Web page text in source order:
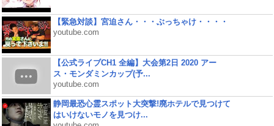
【緊急対談】宮迫さん・・・ぶっちゃけ・・・・
youtube.com
【公式ライブCH1 全編】大会第2日 2020 アー
ス・モンダミンカップ(予...
youtube.com
静岡最恐心霊スポット大突撃!廃ホテルで見つけて
はいけないモノを見つけ...